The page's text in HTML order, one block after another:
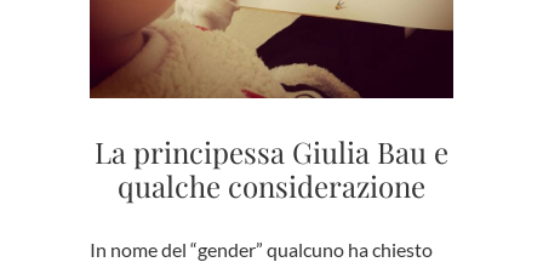
La principessa Giulia Bau e
qualche considerazione
In nome del “gender” qualcuno ha chiesto